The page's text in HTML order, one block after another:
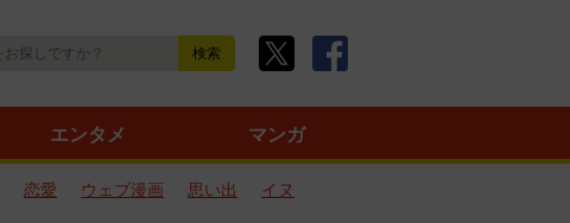
エンタメ マンガ
恋愛 ウェブ漫画 思い出
イヌ